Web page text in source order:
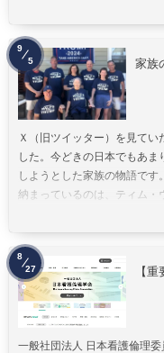
家族
Ｘ（旧ツイッター）を見てい
した。今どきの日本でもあ
しようとした家族の物語で
納まっているのは、ティム・
9
5
【
一般社団法人 日本看護倫理
8
27